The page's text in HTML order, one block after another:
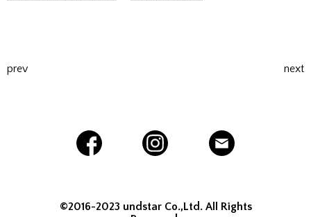
prev next
©2016-2023 undstar Co.,Ltd. All Rights